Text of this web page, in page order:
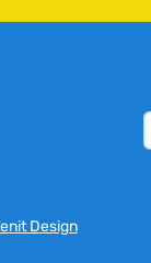
Design